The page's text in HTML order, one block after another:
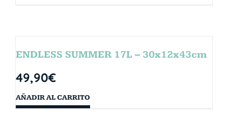
ENDLESS SUMMER 17L – 30x12x43cm
49,90€
AÑADIR AL CARRITO